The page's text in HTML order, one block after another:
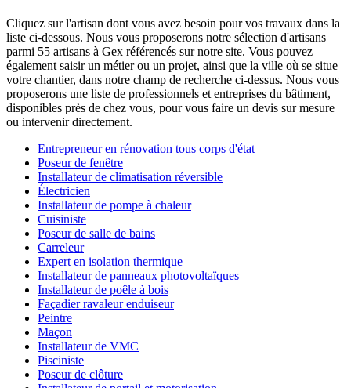
Cliquez sur l'artisan dont vous avez besoin pour vos travaux dans la
liste ci-dessous. Nous vous proposerons notre sélection d'artisans
parmi 55 artisans à Gex référencés sur notre site. Vous pouvez
également saisir un métier ou un projet, ainsi que la ville où se situe
votre chantier, dans notre champ de recherche ci-dessus. Nous vous
proposerons une liste de professionnels et entreprises du bâtiment,
disponibles près de chez vous, pour vous faire un devis sur mesure
ou intervenir directement.
Entrepreneur en rénovation tous corps d'état
Poseur de fenêtre
Installateur de climatisation réversible
Électricien
Installateur de pompe à chaleur
Cuisiniste
Poseur de salle de bains
Carreleur
Expert en isolation thermique
Installateur de panneaux photovoltaïques
Installateur de poêle à bois
Façadier ravaleur enduiseur
Peintre
Maçon
Installateur de VMC
Pisciniste
Poseur de clôture